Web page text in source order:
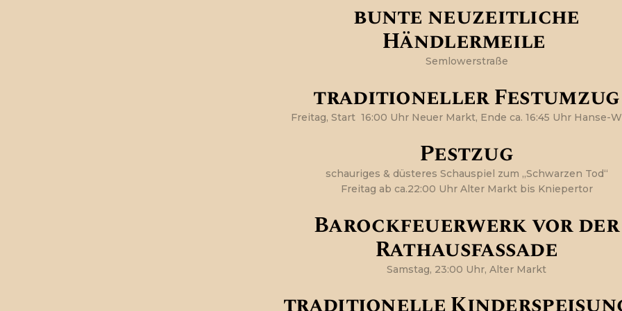
bunte neuzeitliche
Händlermeile
Semlowerstraße
traditioneller Festumzug
Freitag, Start 16:00 Uhr Neuer Markt, Ende ca. 16:45 Uhr Hanse-
Pestzug
schauriges & düsteres Schauspiel zum „Schwarzen Tod“
Freitag ab ca.22:00 Uhr Alter Markt bis Kniepertor
Barockfeuerwerk vor der
Rathausfassade
Samstag, 23:00 Uhr, Alter Markt